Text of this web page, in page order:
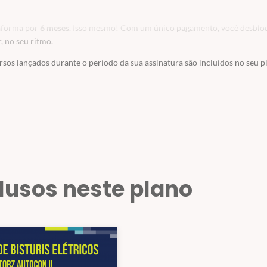
por 6 meses . Isso mesmo! Com um único pagamento, você
no seu ritmo.
lançados durante o período da sua assinatura são incluídos no seu
Anual aqui!
neste plano